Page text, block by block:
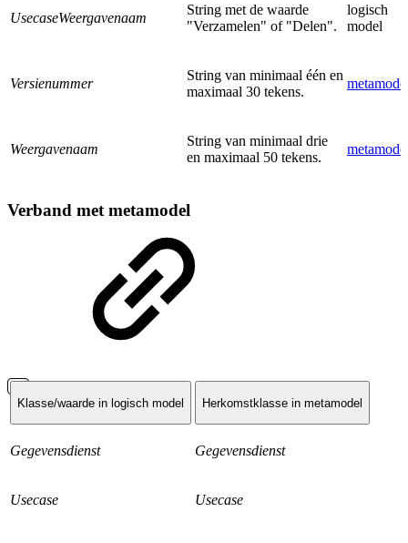
UsecaseWeergavenaam
String met de waarde
"Verzamelen" of "Delen".
logisch
model
Versienummer
String van minimaal één en
maximaal 30 tekens.
Weergavenaam
String van minimaal drie
en maximaal 50 tekens.
Verband met metamodel
Klasse/waarde in logisch model Herkomstklasse in metamodel
Gegevensdienst Gegevensdienst
Usecase Usecase